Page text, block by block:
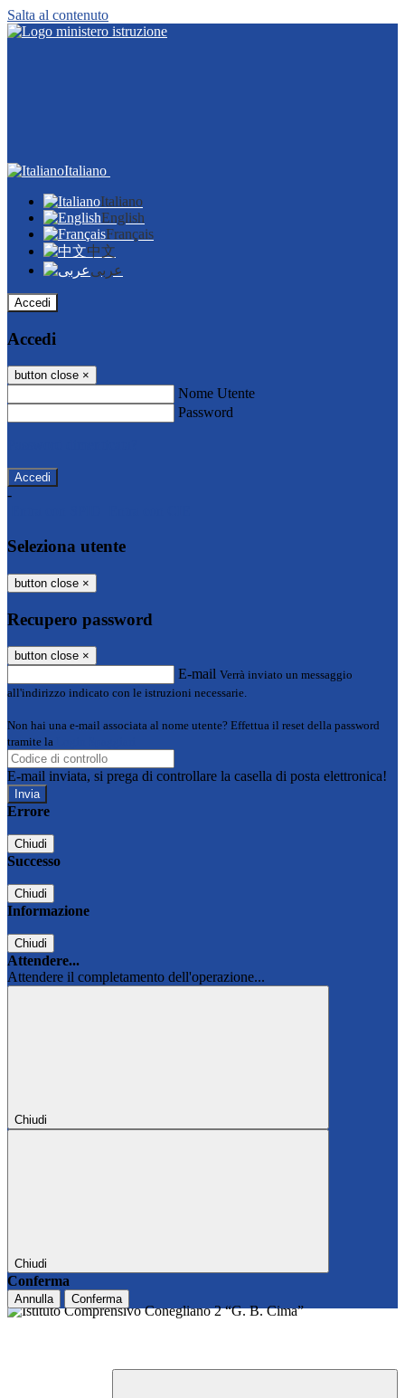
Salta al contenuto
Italiano
Italiano
English
Français
中文
عربى
Accedi
Accedi
button close ×
Nome Utente
Password
-
Seleziona utente
button close ×
Recupero password
button close ×
E-mail Verrà inviato un messaggio
all'indirizzo indicato con le istruzioni necessarie.
Non hai una e-mail associata al nome utente? Effettua il reset della password
tramite la
E-mail inviata, si prega di controllare la casella di posta elettronica!
Errore
Chiudi
Successo
Chiudi
Informazione
Chiudi
Attendere...
Attendere il completamento dell'operazione...
Chiudi
Chiudi
Conferma
Annulla Conferma